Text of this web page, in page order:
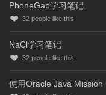
PhoneGap学习笔记
32 people like this
NaCl学习笔记
32 people like this
使用Oracle Java